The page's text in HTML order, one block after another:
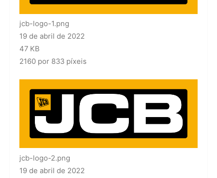
jcb-logo-1.png
19 de abril de 2022
47 KB
2160 por 833 píxeis
jcb-logo-2.png
19 de abril de 2022